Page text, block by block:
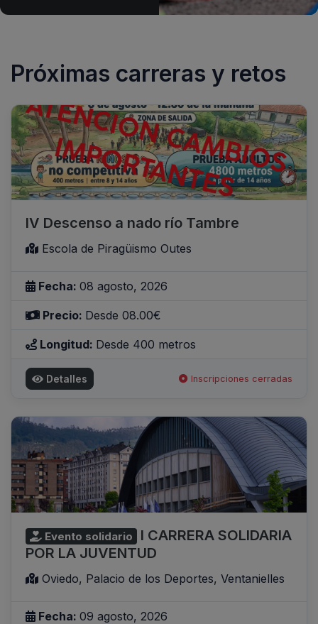
Próximas carreras y retos
IV Descenso a nado río Tambre
Escola de Piragüismo Outes
Fecha: 08 agosto, 2026
Precio: Desde 08.00€
Longitud: Desde 400 metros
Detalles Inscripciones cerradas
Evento solidario
I CARRERA SOLIDARIA
POR LA JUVENTUD
Oviedo, Palacio de los Deportes, Ventanielles
Fecha: 09 agosto, 2026